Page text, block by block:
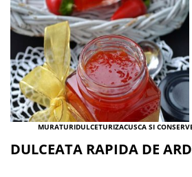
MURATURIDULCETURIZACUSCA SI
DULCEATA RAPIDA DE